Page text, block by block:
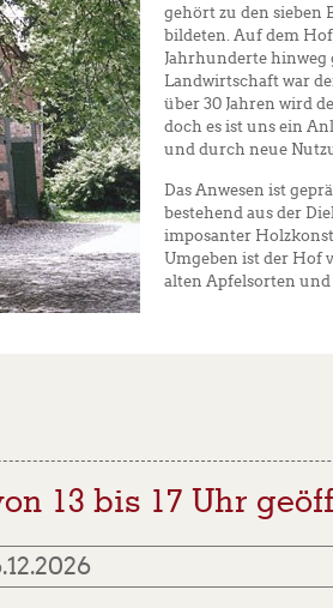
gehört zu den sieben
bildeten. Auf dem
Jahrhunderte hinweg
Landwirtschaft war
über 30 Jahren wird
doch es ist uns ein
und durch neue
Das Anwesen ist
bestehend aus der
imposanter
Umgeben ist der Hof
alten Apfelsorten
13 bis 17 Uhr